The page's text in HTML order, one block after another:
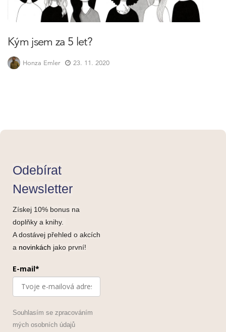
Kým jsem za 5 let?
Honza Emler 23. 11. 2020
Odebírat
Newsletter
Získej 10% bonus na
doplňky a knihy.
A dostávej přehled o akcích
a novinkách jako první!
E-mail*
Souhlasím se zpracováním
mých osobních údajů